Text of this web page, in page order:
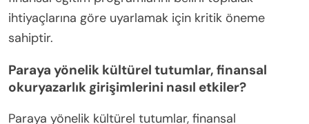
ihtiyaçlarına göre uyarlamak için kritik öneme
sahiptir.
Paraya yönelik kültürel tutumlar, finansal
okuryazarlık girişimlerini nasıl etkiler?
Paraya yönelik kültürel tutumlar, finansal